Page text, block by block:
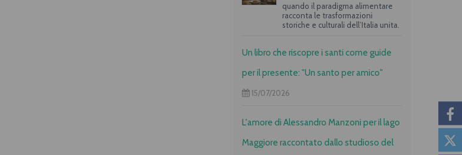
quando il paradigma alimentare
racconta le trasformazioni
storiche e culturali dell’Italia unita.
Un libro che riscopre i santi come guide
per il presente: "Un santo per amico"
15/07/2026
L'amore di Alessandro Manzoni per il lago
Maggiore raccontato dallo studioso del